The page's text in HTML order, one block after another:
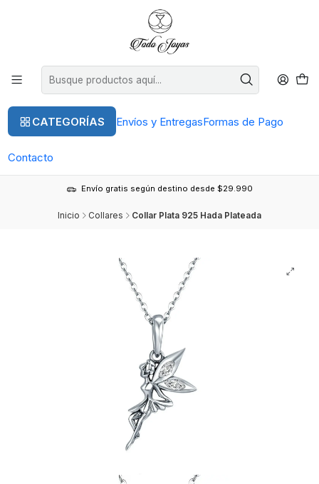
CATEGORÍAS Envíos y EntregasFormas de Pago
Contacto
Envío gratis según destino desde $29.990
Inicio Collares Collar Plata 925 Hada Plateada